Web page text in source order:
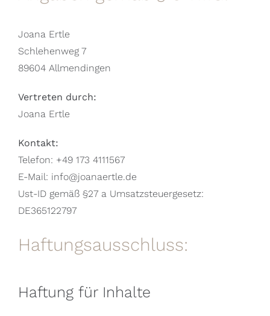
Joana Ertle
Schlehenweg 7
89604 Allmendingen
Vertreten durch:
Joana Ertle
Kontakt:
Telefon: +49 173 4111567
E-Mail: info@joanaertle.de
Ust-ID gemäß §27 a Umsatzsteuergesetz:
DE365122797
Haftungsausschluss:
Haftung für Inhalte